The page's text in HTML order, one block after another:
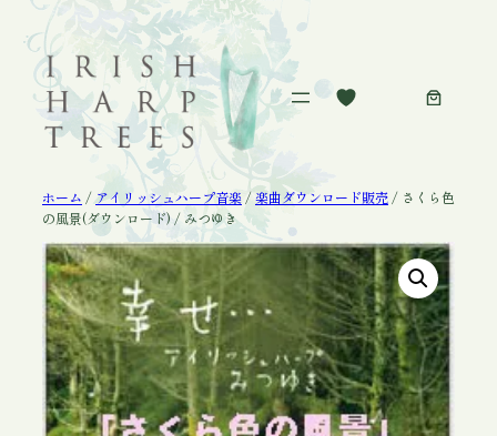
容
ホーム /アイリッシュハープ音楽 /楽曲ダウンロード販売 / さくら色
の風景(ダウンロード) / みつゆき